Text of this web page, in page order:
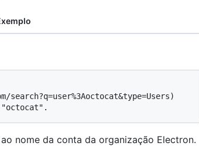
nome da conta da organização Electron.